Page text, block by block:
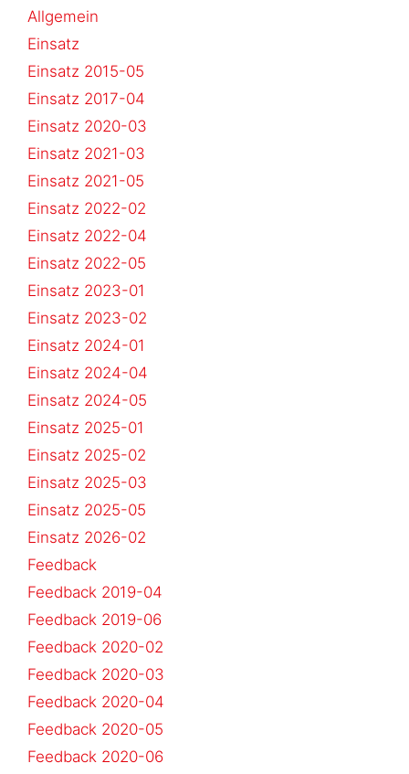
Allgemein
Einsatz
Einsatz 2015-05
Einsatz 2017-04
Einsatz 2020-03
Einsatz 2021-03
Einsatz 2021-05
Einsatz 2022-02
Einsatz 2022-04
Einsatz 2022-05
Einsatz 2023-01
Einsatz 2023-02
Einsatz 2024-01
Einsatz 2024-04
Einsatz 2024-05
Einsatz 2025-01
Einsatz 2025-02
Einsatz 2025-03
Einsatz 2025-05
Einsatz 2026-02
Feedback
Feedback 2019-04
Feedback 2019-06
Feedback 2020-02
Feedback 2020-03
Feedback 2020-04
Feedback 2020-05
Feedback 2020-06